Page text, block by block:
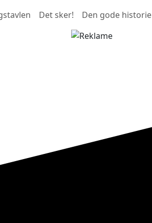
Det sker! Den gode historie